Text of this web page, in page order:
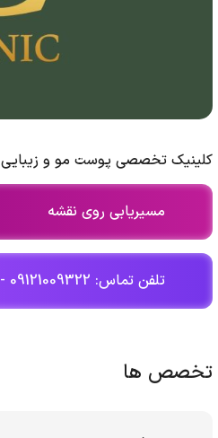
کلینیک تخصصی پوست مو و زیبایی
مسیریابی روی نقشه
تلفن تماس: 09121009322 - 02122053816
تخصص ها